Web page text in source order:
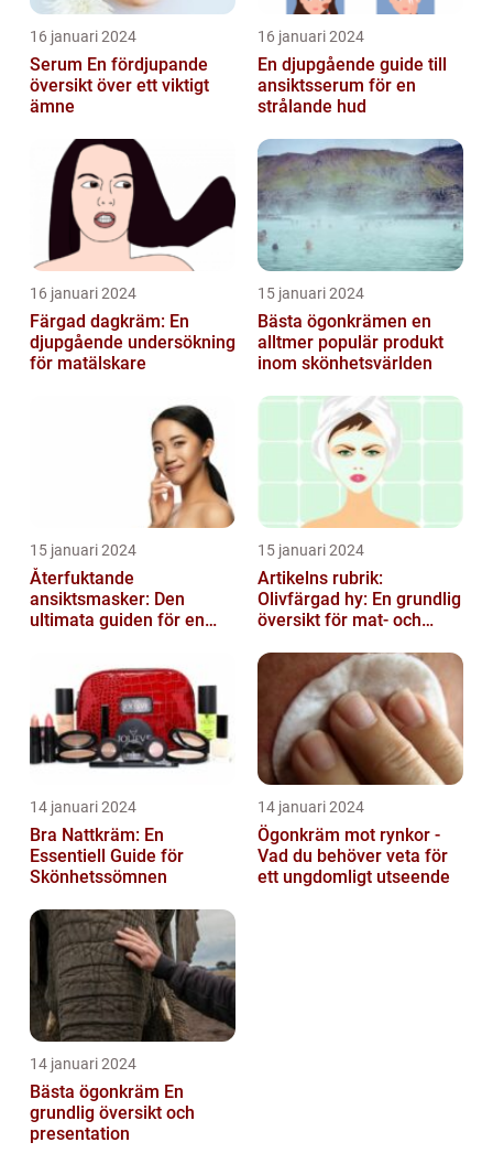
16 januari 2024
Serum En fördjupande
översikt över ett viktigt
ämne
16 januari 2024
En djupgående guide till
ansiktsserum för en
strålande hud
16 januari 2024
Färgad dagkräm: En
djupgående undersökning
för matälskare
15 januari 2024
Bästa ögonkrämen en
alltmer populär produkt
inom skönhetsvärlden
15 januari 2024
Återfuktande
ansiktsmasker: Den
ultimata guiden för en
15 januari 2024
Artikelns rubrik:
Olivfärgad hy: En grundlig
översikt för mat- och
14 januari 2024
Bra Nattkräm: En
Essentiell Guide för
Skönhetssömnen
14 januari 2024
Ögonkräm mot rynkor -
Vad du behöver veta för
ett ungdomligt utseende
14 januari 2024
Bästa ögonkräm En
grundlig översikt och
presentation